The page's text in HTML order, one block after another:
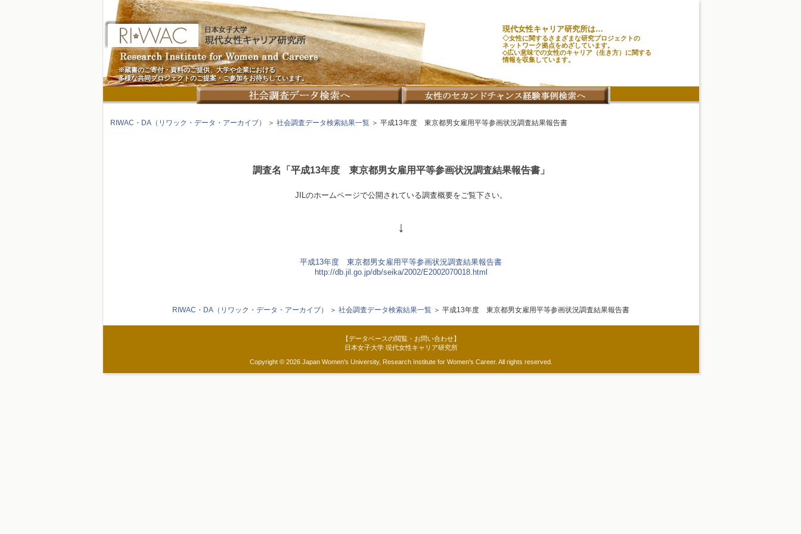
※蔵書のご寄付・資料のご提供、大学や企業における
多様な共同プロジェクトのご提案・ご参加をお待ちしています。
現代女性キャリア研究所は…
◇女性に関するさまざまな研究プロジェクトの
ネットワーク拠点をめざしています。
◇広い意味での女性のキャリア（生き方）に関する
情報を収集しています。
RIWAC・DA（リワック・データ・アーカイブ） ＞ 社会調査データ検索結果一覧＞ 平成13年度 東京都男女雇用平等参画状況調査結果報告書
調査名「平成13年度 東京都男女雇用平等参画状況調査結果報告書」
JILのホームページで公開されている調査概要をご覧下さい。
↓
平成13年度 東京都男女雇用平等参画状況調査結果報告書
http://db.jil.go.jp/db/seika/2002/E2002070018.html
RIWAC・DA（リワック・データ・アーカイブ） ＞ 社会調査データ検索結果一覧 ＞ 平成13年度 東京都男女雇用平等参画状況調査結果報告書
【データベースの閲覧・お問い合わせ】
日本女子大学 現代女性キャリア研究所
Copyright © 2026 Japan Women's University, Research Institute for Women's Career. All rights reserved.